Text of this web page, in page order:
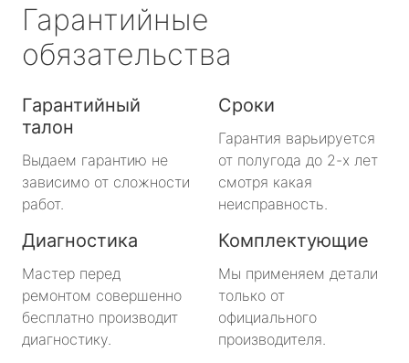
Гарантийные
обязательства
Гарантийный
талон
Выдаем гарантию не
зависимо от сложности
работ.
Сроки
Гарантия варьируется
от полугода до 2-х лет
смотря какая
неисправность.
Диагностика
Мастер перед
ремонтом совершенно
бесплатно производит
диагностику.
Комплектующие
Мы применяем детали
только от
официального
производителя.